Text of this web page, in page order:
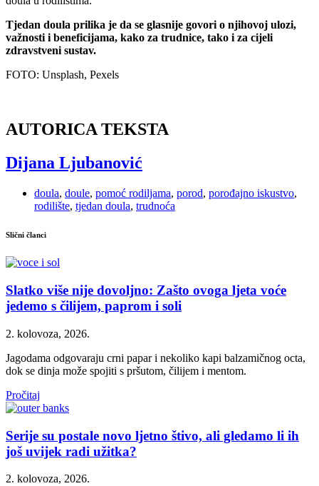
Tjedan doula prilika je da se glasnije govori o njihovoj ulozi,
važnosti i beneficijama, kako za trudnice, tako i za cijeli
zdravstveni sustav.
FOTO: Unsplash, Pexels
AUTORICA TEKSTA
Dijana Ljubanović
doula, doule, pomoć rodiljama, porod, porođajno iskustvo,
rodilište, tjedan doula, trudnoća
Slični članci
Slatko više nije dovoljno: Zašto ovoga ljeta voće
jedemo s čilijem, paprom i soli
2. kolovoza, 2026.
Jagodama odgovaraju crni papar i nekoliko kapi balzamičnog octa,
dok se dinja može spojiti s pršutom, čilijem i mentom.
Pročitaj
Serije su postale novo ljetno štivo, ali gledamo li ih
još uvijek radi užitka?
2. kolovoza, 2026.